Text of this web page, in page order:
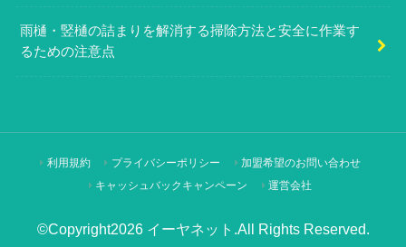
雨樋・竪樋の詰まりを解消する掃除方法と安全に作業す
るための注意点
利用規約 プライバシーポリシー 加盟希望のお問い合わせ
キャッシュバックキャンペーン 運営会社
©Copyright2026 イーヤネット .All Rights Reserved.